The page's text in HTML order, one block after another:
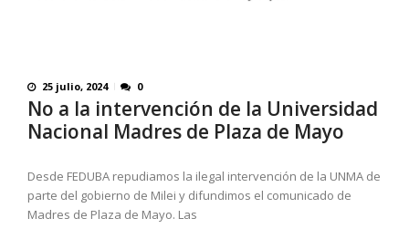
25 julio, 2024 0
No a la intervención de la Universidad
Nacional Madres de Plaza de Mayo
Desde FEDUBA repudiamos la ilegal intervención de la UNMA de
parte del gobierno de Milei y difundimos el comunicado de
Madres de Plaza de Mayo. Las